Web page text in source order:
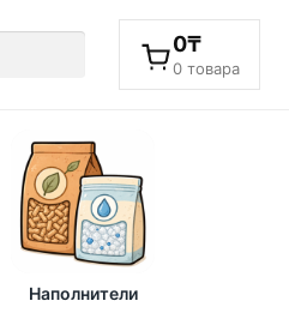
0₸
0 товара
Наполнители